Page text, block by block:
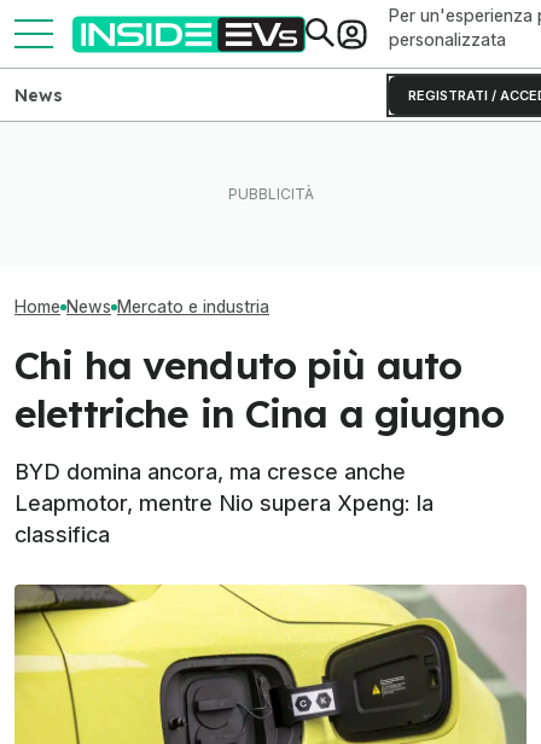
Per un'esperienza
personalizzata
REGISTRATI /
News
Home News Mercato e industria
Chi ha venduto più auto
elettriche in Cina a giugno
BYD domina ancora, ma cresce anche
Leapmotor, mentre Nio supera Xpeng: la
classifica